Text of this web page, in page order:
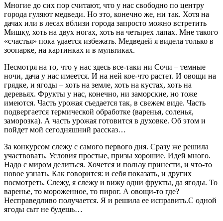
Многие до сих пор считают, что у нас свободно по центру
города гуляют медведи. Но это, конечно же, ни так. Хотя на
дачах или в лесах вблизи города запросто можно встретить
Мишку, хоть на двух ногах, хоть на четырех лапах. Мне такого
«счастья» пока удается избежать. Медведей я видела только в
зоопарке, на картинках и в мультиках.
Несмотря на то, что у нас здесь все-таки ни Сочи – темные
ночи, дача у нас имеется. И на ней кое-что растет. И овощи на
грядке, и ягоды – хоть на земле, хоть на кустах, хоть на
деревьях. Фрукты у нас, конечно, ни заморские, но тоже
имеются. Часть урожая съедается так, в свежем виде. Часть
подвергается термической обработке (варенья, соленья,
заморозка). А часть урожая готовится в духовке. Об этом и
пойдет мой сегодняшний рассказ…
За конкурсом слежу с самого первого дня. Сразу же решила
участвовать. Условия простые, призы хорошие. Идей много.
Надо с миром делиться. Хочется и пользу принести, и что-то
новое узнать. Как говорится: и себя показать, и других
посмотреть. Слежу, я слежу и вижу одни фрукты, да ягоды. То
варенье, то мороженное, то пирог. А овощи-то где?
Несправедливо получается. Я и решила ее исправить.С одной
ягоды сыт не будешь…